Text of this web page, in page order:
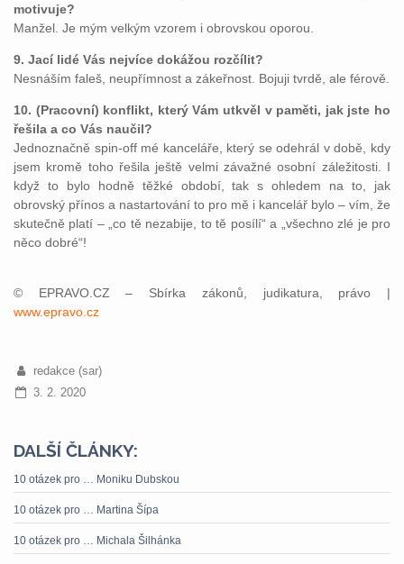
motivuje?
Manžel. Je mým velkým vzorem i obrovskou oporou.
9. Jací lidé Vás nejvíce dokážou rozčílit?
Nesnáším faleš, neupřímnost a zákeřnost. Bojuji tvrdě, ale férově.
10. (Pracovní) konflikt, který Vám utkvěl v paměti, jak jste ho
řešila a co Vás naučil?
Jednoznačně spin-off mé kanceláře, který se odehrál v době, kdy
jsem kromě toho řešila ještě velmi závažné osobní záležitosti. I
když to bylo hodně těžké období, tak s ohledem na to, jak
obrovský přínos a nastartování to pro mě i kancelář bylo – vím, že
skutečně platí – „co tě nezabije, to tě posílí“ a „všechno zlé je pro
něco dobré“!
© EPRAVO.CZ – Sbírka zákonů, judikatura, právo |
www.epravo.cz
redakce (sar)
3. 2. 2020
DALŠÍ ČLÁNKY:
10 otázek pro … Moniku Dubskou
10 otázek pro … Martina Šípa
10 otázek pro … Michala Šilhánka